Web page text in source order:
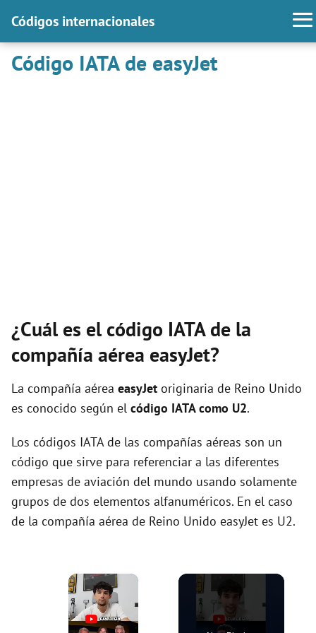
Códigos internacionales
Código IATA de easyJet
¿Cuál es el código IATA de la
compañía aérea easyJet?
La compañía aérea easyJet originaria de Reino Unido
es conocido según el código IATA como U2.
Los códigos IATA de las compañías aéreas son un
código que sirve para referenciar a las diferentes
empresas de aviación del mundo usando solamente
grupos de dos elementos alfanuméricos. En el caso
de la compañía aérea de Reino Unido easyJet es U2.
×